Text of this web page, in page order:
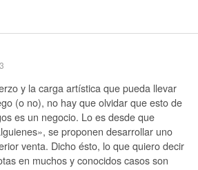
y la carga artística que pueda llevar
(o no), no hay que olvidar que esto de
es un negocio. Lo es desde que
se proponen desarrollar uno
venta. Dicho ésto, lo que quiero decir
en muchos y conocidos casos son